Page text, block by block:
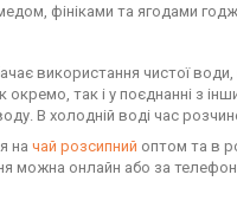
фініками та ягодами
використання чистої
так і у поєднанні з
В холодній воді час
на чай розсипний оптом та в
онлайн або за